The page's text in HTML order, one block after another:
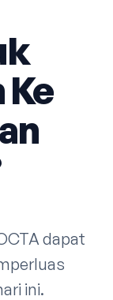
dapat
ini.